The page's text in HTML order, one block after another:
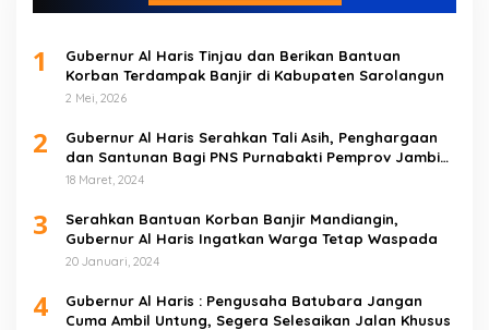
1
Gubernur Al Haris Tinjau dan Berikan Bantuan
Korban Terdampak Banjir di Kabupaten Sarolangun
2 Mei, 2026
2
Gubernur Al Haris Serahkan Tali Asih, Penghargaan
dan Santunan Bagi PNS Purnabakti Pemprov Jambi
Yang Berada di Sarolangun
18 Maret, 2024
3
Serahkan Bantuan Korban Banjir Mandiangin,
Gubernur Al Haris Ingatkan Warga Tetap Waspada
20 Januari, 2024
4
Gubernur Al Haris : Pengusaha Batubara Jangan
Cuma Ambil Untung, Segera Selesaikan Jalan Khusus